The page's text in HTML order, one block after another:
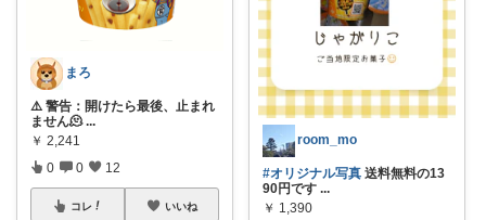
まろ
⚠️ 警告：開けたら最後、止まれ
ません🫠...
￥ 2,241
0 0 12
コレ いいね
room_mo
#オリジナル写真 送料無料の13
90円です ...
￥ 1,390